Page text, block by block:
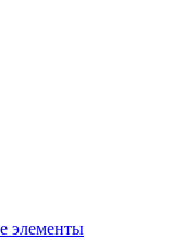
элементы